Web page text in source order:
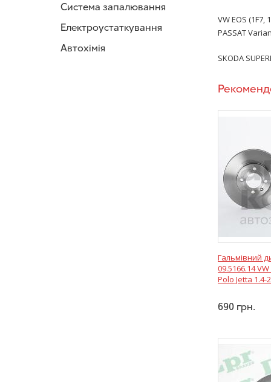
Система запалювання
Електроустаткування
Автохімія
VW EOS (1F7,
PASSAT
SKODA
Гальмівний
09.5166.14
Polo Jetta 1.4-
690 грн.